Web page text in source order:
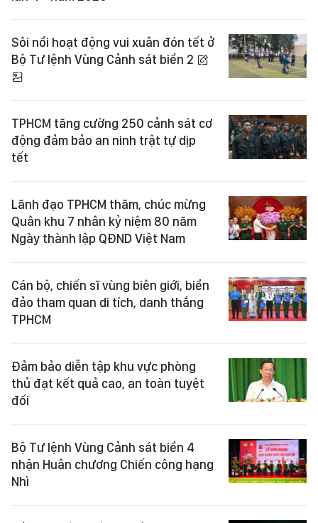
Sôi nổi hoạt động vui xuân đón tết ở
Bộ Tư lệnh Vùng Cảnh sát biển 2
TPHCM tăng cường 250 cảnh sát cơ
động đảm bảo an ninh trật tự dịp
tết
Lãnh đạo TPHCM thăm, chúc mừng
Quân khu 7 nhân kỷ niệm 80 năm
Ngày thành lập QĐND Việt Nam
Cán bộ, chiến sĩ vùng biên giới, biển
đảo tham quan di tích, danh thắng
TPHCM
Đảm bảo diễn tập khu vực phòng
thủ đạt kết quả cao, an toàn tuyệt
đối
Bộ Tư lệnh Vùng Cảnh sát biển 4
nhận Huân chương Chiến công hạng
Nhì